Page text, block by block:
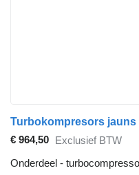
€ 964,50
Exclusief BTW
Onderdeel -